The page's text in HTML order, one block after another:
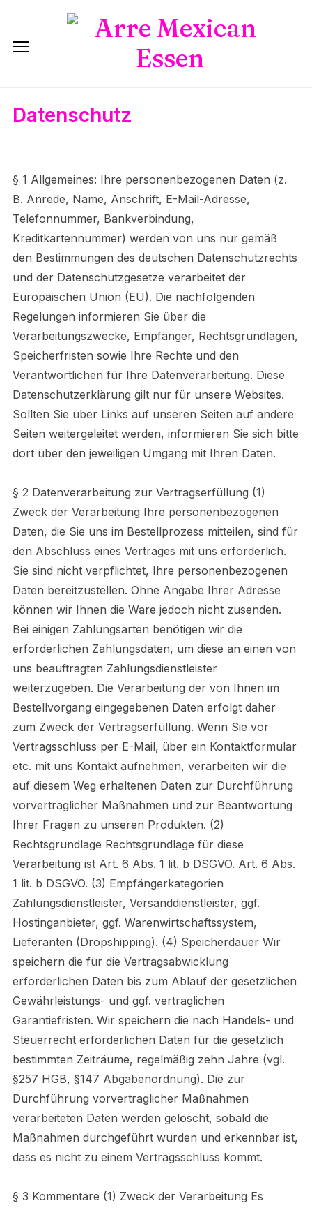
Datenschutz
§ 1 Allgemeines: Ihre personenbezogenen Daten (z.
B. Anrede, Name, Anschrift, E-Mail-Adresse,
Telefonnummer, Bankverbindung,
Kreditkartennummer) werden von uns nur gemäß
den Bestimmungen des deutschen Datenschutzrechts
und der Datenschutzgesetze verarbeitet der
Europäischen Union (EU). Die nachfolgenden
Regelungen informieren Sie über die
Verarbeitungszwecke, Empfänger, Rechtsgrundlagen,
Speicherfristen sowie Ihre Rechte und den
Verantwortlichen für Ihre Datenverarbeitung. Diese
Datenschutzerklärung gilt nur für unsere Websites.
Sollten Sie über Links auf unseren Seiten auf andere
Seiten weitergeleitet werden, informieren Sie sich bitte
dort über den jeweiligen Umgang mit Ihren Daten.
§ 2 Datenverarbeitung zur Vertragserfüllung (1)
Zweck der Verarbeitung Ihre personenbezogenen
Daten, die Sie uns im Bestellprozess mitteilen, sind für
den Abschluss eines Vertrages mit uns erforderlich.
Sie sind nicht verpflichtet, Ihre personenbezogenen
Daten bereitzustellen. Ohne Angabe Ihrer Adresse
können wir Ihnen die Ware jedoch nicht zusenden.
Bei einigen Zahlungsarten benötigen wir die
erforderlichen Zahlungsdaten, um diese an einen von
uns beauftragten Zahlungsdienstleister
weiterzugeben. Die Verarbeitung der von Ihnen im
Bestellvorgang eingegebenen Daten erfolgt daher
zum Zweck der Vertragserfüllung. Wenn Sie vor
Vertragsschluss per E-Mail, über ein Kontaktformular
etc. mit uns Kontakt aufnehmen, verarbeiten wir die
auf diesem Weg erhaltenen Daten zur Durchführung
vorvertraglicher Maßnahmen und zur Beantwortung
Ihrer Fragen zu unseren Produkten. (2)
Rechtsgrundlage Rechtsgrundlage für diese
Verarbeitung ist Art. 6 Abs. 1 lit. b DSGVO. Art. 6 Abs.
1 lit. b DSGVO. (3) Empfängerkategorien
Zahlungsdienstleister, Versanddienstleister, ggf.
Hostinganbieter, ggf. Warenwirtschaftssystem,
Lieferanten (Dropshipping). (4) Speicherdauer Wir
speichern die für die Vertragsabwicklung
erforderlichen Daten bis zum Ablauf der gesetzlichen
Gewährleistungs- und ggf. vertraglichen
Garantiefristen. Wir speichern die nach Handels- und
Steuerrecht erforderlichen Daten für die gesetzlich
bestimmten Zeiträume, regelmäßig zehn Jahre (vgl.
§257 HGB, §147 Abgabenordnung). Die zur
Durchführung vorvertraglicher Maßnahmen
verarbeiteten Daten werden gelöscht, sobald die
Maßnahmen durchgeführt wurden und erkennbar ist,
dass es nicht zu einem Vertragsschluss kommt.
§ 3 Kommentare (1) Zweck der Verarbeitung Es